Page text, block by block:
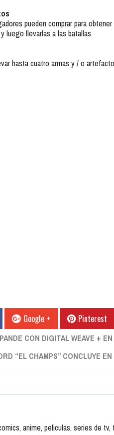
pueden comprar para
luego llevarlas a las batallas.
hasta cuatro armas y / o
Google + Pinterest
CON DIGITAL WEAVE +
“EL CHAMPS” CONCLUYE
anime, peliculas, series de